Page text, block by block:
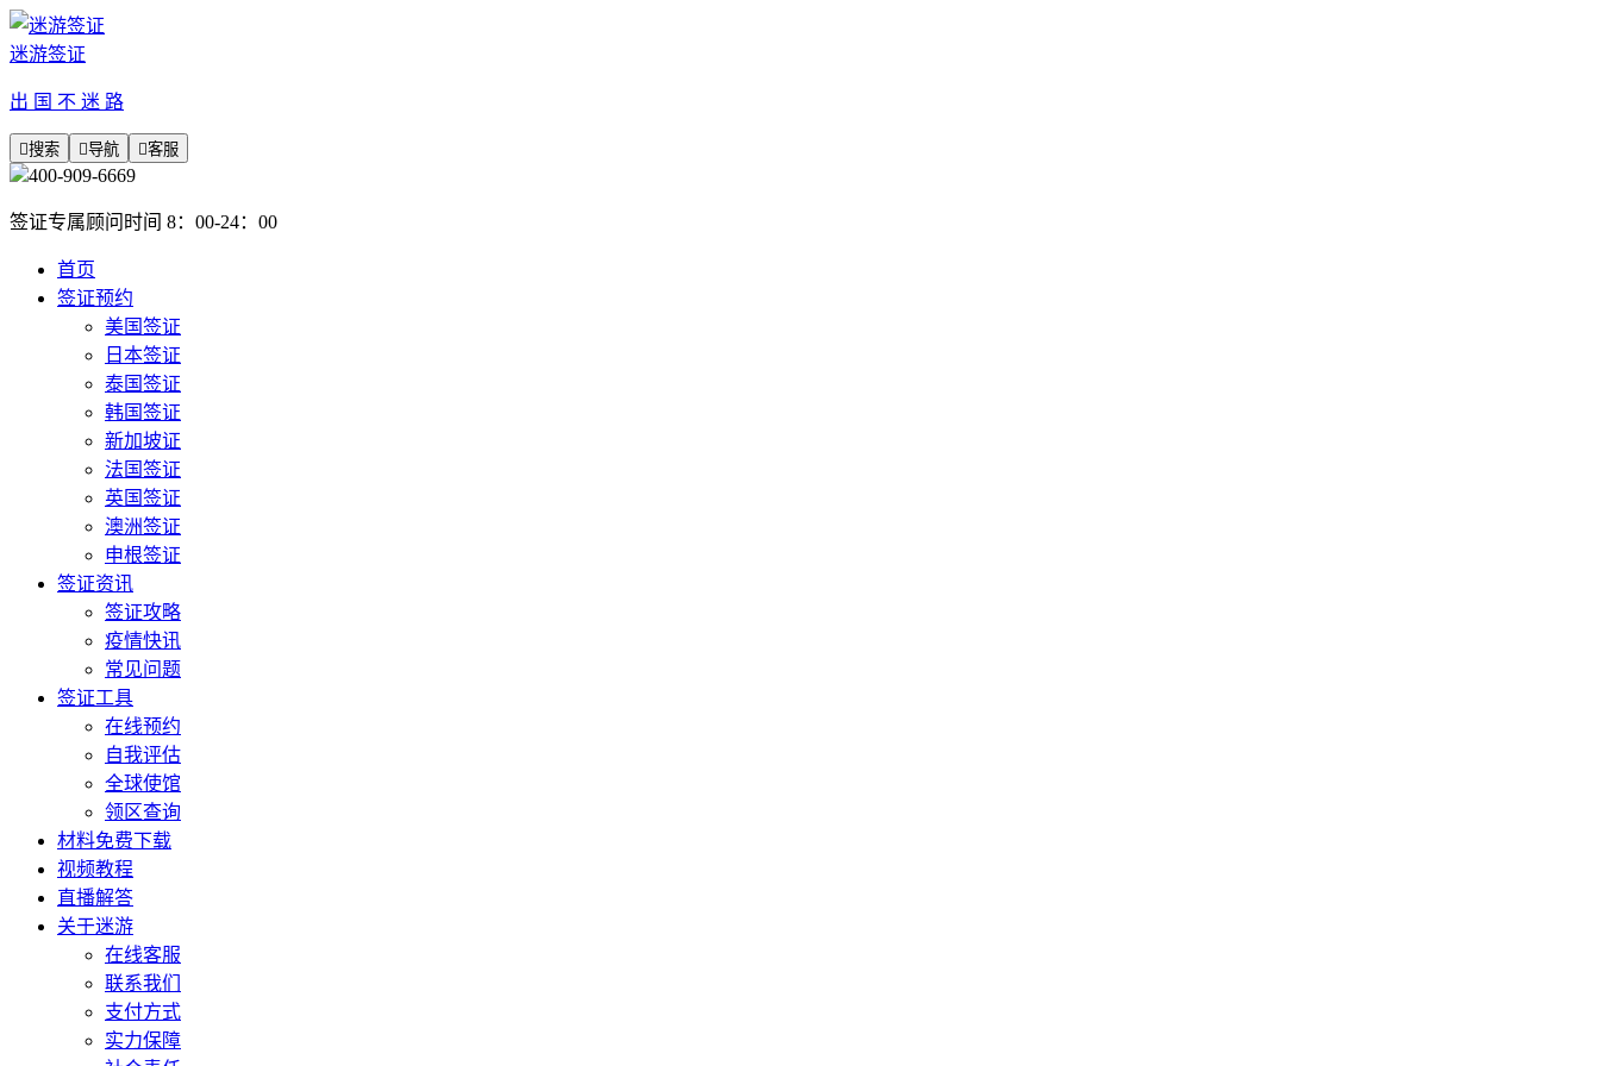
迷游签证
出 国 不 迷 路
搜索 导航 客服
400-909-6669
签证专属顾问时间 8：00-24：00
首页
签证预约
美国签证
日本签证
泰国签证
韩国签证
新加坡证
法国签证
英国签证
澳洲签证
申根签证
签证资讯
签证攻略
疫情快讯
常见问题
签证工具
在线预约
自我评估
全球使馆
领区查询
材料免费下载
视频教程
直播解答
关于迷游
在线客服
联系我们
支付方式
实力保障